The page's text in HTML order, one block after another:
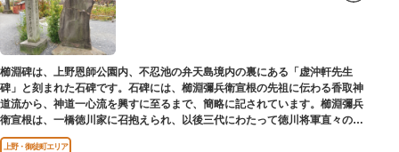
櫛淵碑は、上野恩師公園内、不忍池の弁天島境内の裏にある「虚沖軒先生
碑」と刻まれた石碑です。石碑には、櫛淵彌兵衛宣根の先祖に伝わる香取神
道流から、神道一心流を興すに至るまで、簡略に記されています。櫛淵彌兵
衛宣根は、一橋徳川家に召抱えられ、以後三代にわたって徳川将軍直々の護
衛役として仕えました。
上野・御徒町エリア